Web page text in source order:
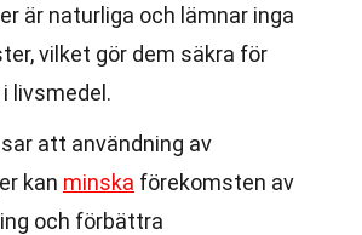
är naturliga och lämnar inga
vilket gör dem säkra för
livsmedel.
att användning av
kan minska förekomsten av
och förbättra